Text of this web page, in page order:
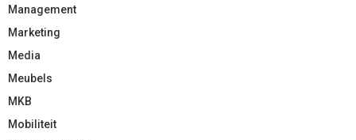
Management
Marketing
Media
Meubels
MKB
Mobiliteit